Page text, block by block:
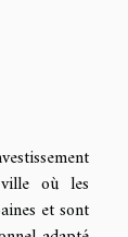
où les
et sont